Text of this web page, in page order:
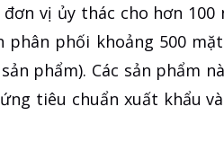
đơn vị ủy thác cho hơn
phân phối khoảng 500
phẩm). Các sản phẩm
tiêu chuẩn xuất khẩu